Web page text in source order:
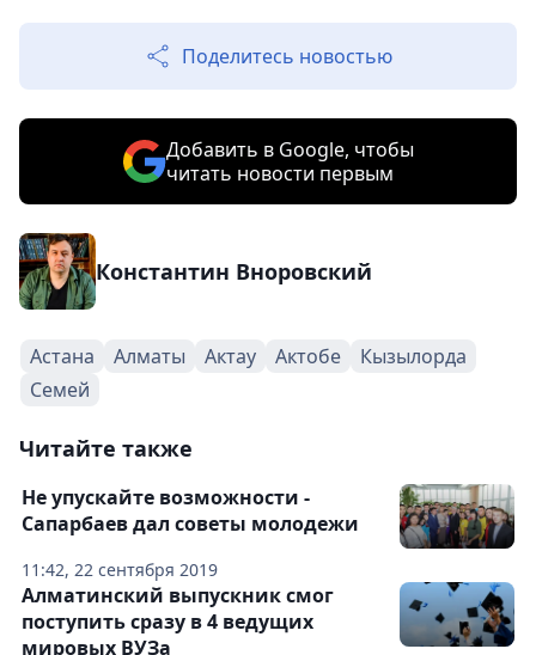
Поделитесь новостью
Добавить в Google, чтобы
читать новости первым
Константин Вноровский
Астана Алматы Актау Актобе
Кызылорда
Семей
Читайте также
11:42, 22 сентября 2019
Не упускайте возможности -
Сапарбаев дал советы молодежи
Алматинский выпускник смог
поступить сразу в 4 ведущих
мировых ВУЗа